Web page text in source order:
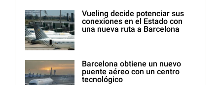
Vueling decide potenciar sus
conexiones en el Estado con
una nueva ruta a Barcelona
Barcelona obtiene un nuevo
puente aéreo con un centro
tecnológico